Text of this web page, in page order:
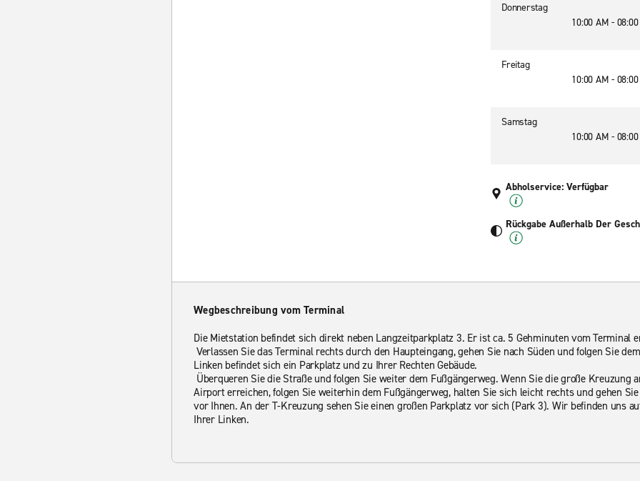
Donnerstag
10:00 AM -
Freitag
10:00 AM -
Samstag
10:00 AM -
Abholservice: Verfügbar
Rückgabe Außerhalb Der
Wegbeschreibung vom Terminal
Die Mietstation befindet sich direkt neben Langzeitparkplatz 3. Er ist ca. 5 Gehminuten vom Terminal
Verlassen Sie das Terminal rechts durch den Haupteingang, gehen Sie nach Süden und folgen Sie
Linken befindet sich ein Parkplatz und zu Ihrer Rechten Gebäude.
Überqueren Sie die Straße und folgen Sie weiter dem Fußgängerweg. Wenn Sie die große Kreuzung
Airport erreichen, folgen Sie weiterhin dem Fußgängerweg, halten Sie sich leicht rechts und gehen
vor Ihnen. An der T-Kreuzung sehen Sie einen großen Parkplatz vor sich (Park 3). Wir befinden uns
Ihrer Linken.